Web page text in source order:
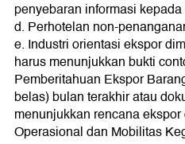
penyebaran informasi
d. Perhotelan non-
e. Industri orientasi ekspor
harus menunjukkan bukti
Pemberitahuan Ekspor
belas) bulan terakhir atau
menunjukkan rencana
Operasional dan Mobilitas